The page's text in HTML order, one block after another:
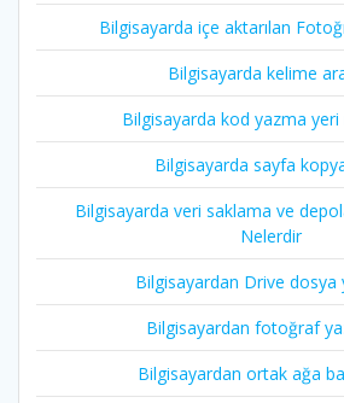
Bilgisayarda içe aktarılan
Bilgisayarda kelime
Bilgisayarda kod yazma yeri
Bilgisayarda sayfa
Bilgisayarda veri saklama ve
Nelerdir
Bilgisayardan Drive dosya
Bilgisayardan fotoğraf
Bilgisayardan ortak ağa